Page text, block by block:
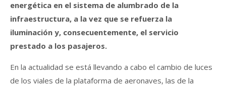
energética en el sistema de alumbrado de la
infraestructura, a la vez que se refuerza la
iluminación y, consecuentemente, el servicio
prestado a los pasajeros.
En la actualidad se está llevando a cabo el cambio de luces
de los viales de la plataforma de aeronaves, las de la